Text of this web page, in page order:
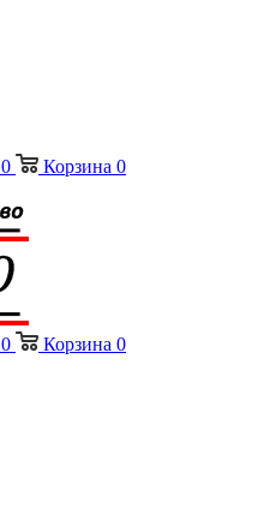
0 Корзина 0
0 Корзина 0